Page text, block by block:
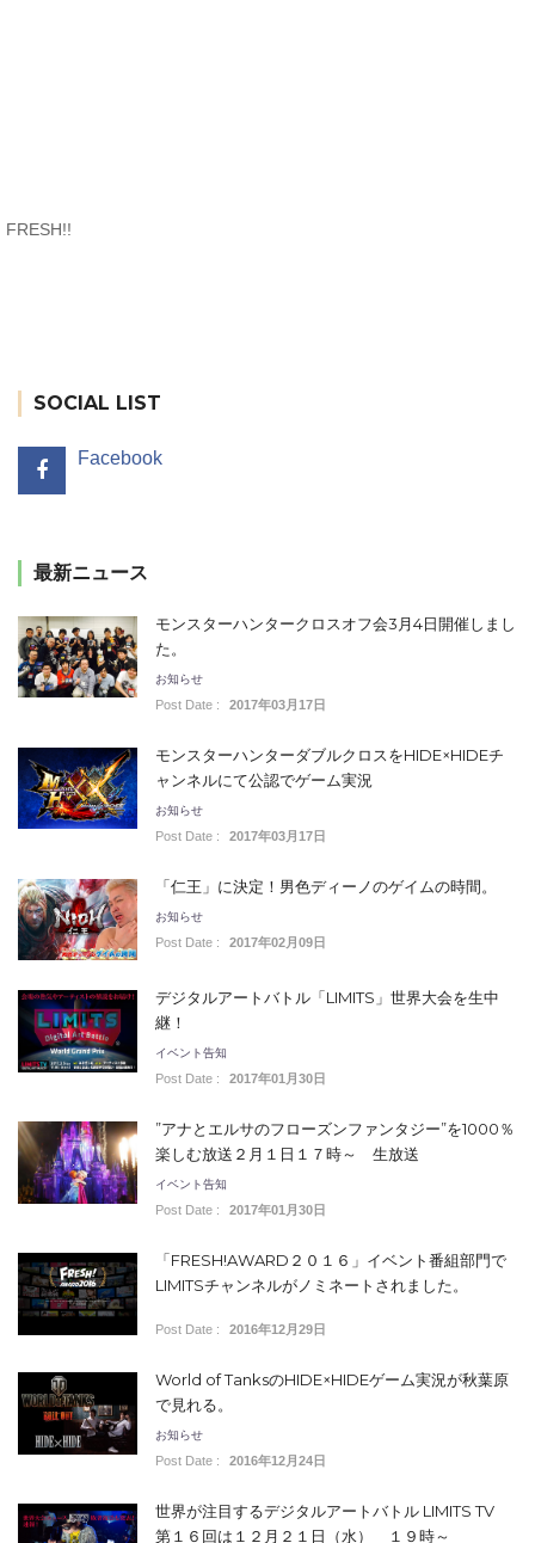
FRESH!!
SOCIAL LIST
Facebook
最新ニュース
モンスターハンタークロスオフ会3月4日開催しまし
た。
お知らせ
Post Date : 2017年03月17日
モンスターハンターダブルクロスをHIDE×HIDEチ
ャンネルにて公認でゲーム実況
お知らせ
Post Date : 2017年03月17日
「仁王」に決定！男色ディーノのゲイムの時間。
お知らせ
Post Date : 2017年02月09日
デジタルアートバトル「LIMITS」世界大会を生中
継！
イベント告知
Post Date : 2017年01月30日
”アナとエルサのフローズンファンタジー”を1000％
楽しむ放送２月１日１７時～ 生放送
イベント告知
Post Date : 2017年01月30日
「FRESH!AWARD２０１６」イベント番組部門で
LIMITSチャンネルがノミネートされました。
Post Date : 2016年12月29日
World of TanksのHIDE×HIDEゲーム実況が秋葉原
で見れる。
お知らせ
Post Date : 2016年12月24日
世界が注目するデジタルアートバトル LIMITS TV
第１６回は１２月２１日（水） １９時～